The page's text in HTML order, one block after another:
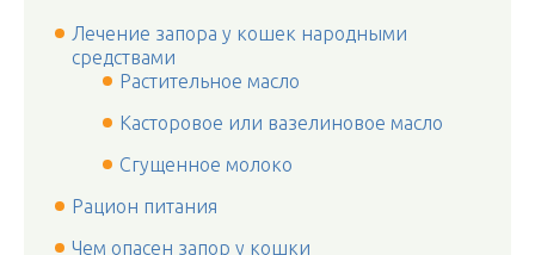
Лечение запора у кошек народными
средствами
Растительное масло
Касторовое или вазелиновое масло
Сгущенное молоко
Рацион питания
Чем опасен запор у кошки